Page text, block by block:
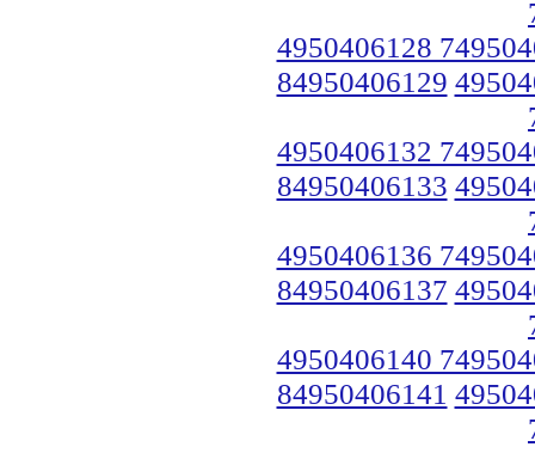
4950406128
84950406129
4950406132
84950406133
4950406136
84950406137
4950406140
84950406141